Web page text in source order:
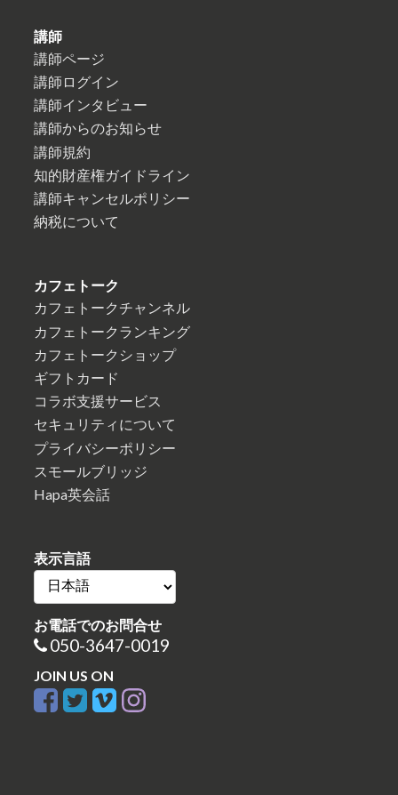
講師
講師ページ
講師ログイン
講師インタビュー
講師からのお知らせ
講師規約
知的財産権ガイドライン
講師キャンセルポリシー
納税について
カフェトーク
カフェトークチャンネル
カフェトークランキング
カフェトークショップ
ギフトカード
コラボ支援サービス
セキュリティについて
プライバシーポリシー
スモールブリッジ
Hapa英会話
表示言語
お電話でのお問合せ
050-3647-0019
JOIN US ON